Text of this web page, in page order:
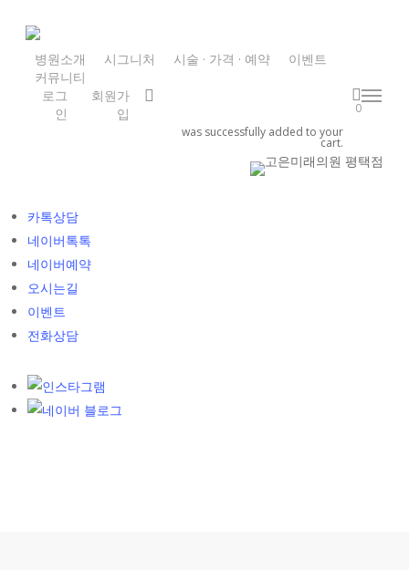
카톡상담
네이버톡톡
네이버예약
오시는길
이벤트
전화상담
content
병원소개 시그니처 시술 · 가격 · 예약
이벤트
커뮤니티
로그
인
회원가
입
0
was successfully added to your
cart.
Menu